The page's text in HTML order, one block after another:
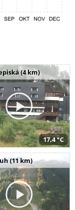
(4 km)
17,4 °C
(11 km)